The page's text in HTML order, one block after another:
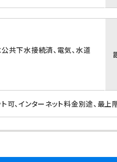
共下水接続済、電気、水道
可、インターネット料金別途、最